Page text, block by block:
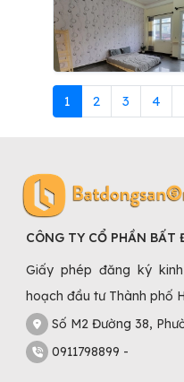
1 2 3 4
CÔNG TY CỔ PHẦN
Giấy phép đăng ký
hoạch đầu tư Thành phố
Số M2 Đường 38,
0911798899 -